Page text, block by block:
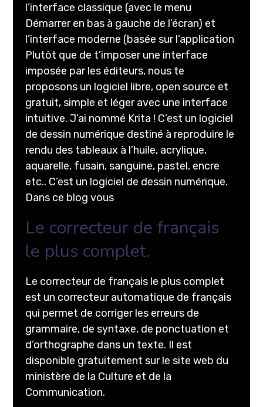
l’interface classique (avec le menu
Démarrer en bas à gauche de l’écran) et
l’interface moderne (basée sur l’application
Plutôt que de t’imposer une interface
imposée par les éditeurs, nous te
proposons un logiciel libre, open source et
gratuit, simple et léger avec une interface
intuitive. J’ai nommé Krita ! C’est un logiciel
de dessin numérique destiné à reproduire le
rendu des tableaux à l’huile, acrylique,
aquarelle, fusain, sanguine, pastel, encre
etc.. C’est un logiciel de dessin numérique.
Dans ce blog vous
Le correcteur de français
le plus complet.
Le correcteur de français le plus complet
est un correcteur automatique de français
qui permet de corriger les erreurs de
grammaire, de syntaxe, de ponctuation et
d’orthographe dans un texte. Il est
disponible gratuitement sur le site web du
ministère de la Culture et de la
Communication.